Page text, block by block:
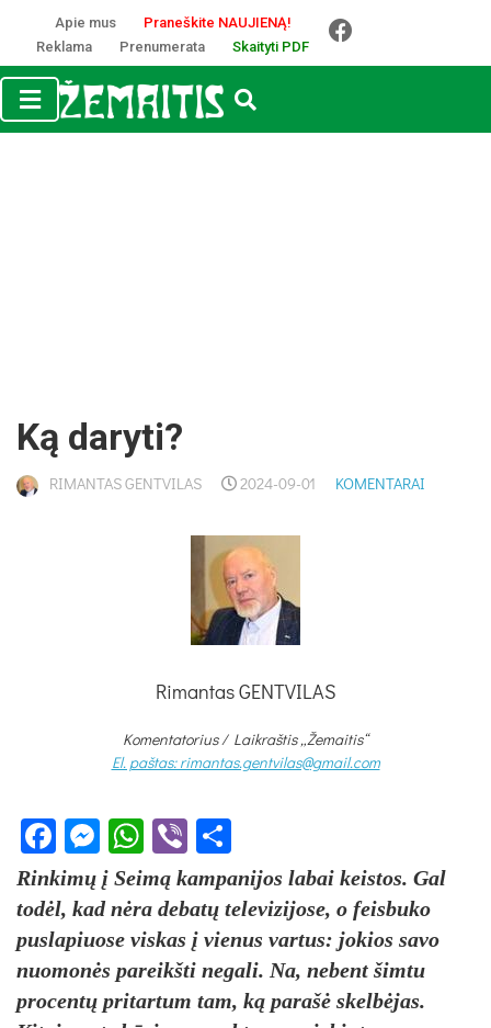
Apie mus
Praneškite NAUJIENĄ!
Reklama
Prenumerata Skaityti PDF
Ką daryti?
RIMANTAS GENTVILAS 2024-09-01 KOMENTARAI
Rimantas GENTVILAS
Komentatorius / Laikraštis „Žemaitis“
El. paštas: rimantas.gentvilas@gmail.com
Facebook
Messenger
WhatsApp
Viber
Rinkimų į Seimą kampanijos labai keistos. Gal
todėl, kad nėra debatų televizijose, o feisbuko
puslapiuose viskas į vienus vartus: jokios savo
nuomonės pareikšti negali. Na, nebent šimtu
procentų pritartum tam, ką parašė skelbėjas.